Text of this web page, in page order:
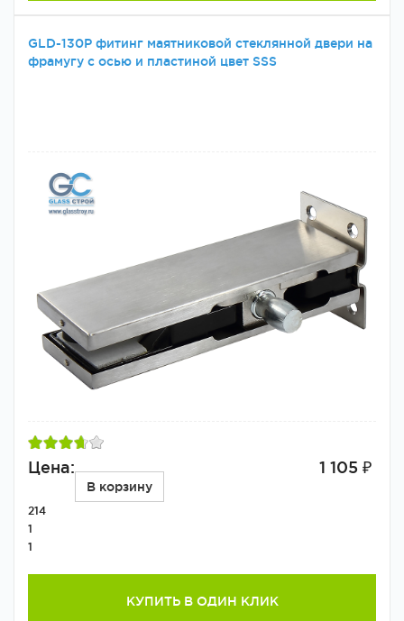
GLD-130P фитинг маятниковой стеклянной двери на
фрамугу с осью и пластиной цвет SSS
Цена: 1 105 ₽
В корзину
214
1
1
КУПИТЬ В ОДИН КЛИК